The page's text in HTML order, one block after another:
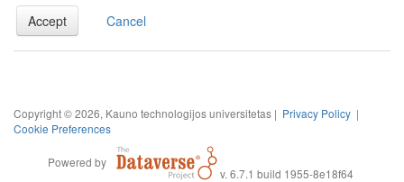
Accept Cancel
Copyright © 2026, Kauno technologijos universitetas | Privacy Policy |
Cookie Preferences
Powered by
v. 6.7.1 build 1955-8e18f64